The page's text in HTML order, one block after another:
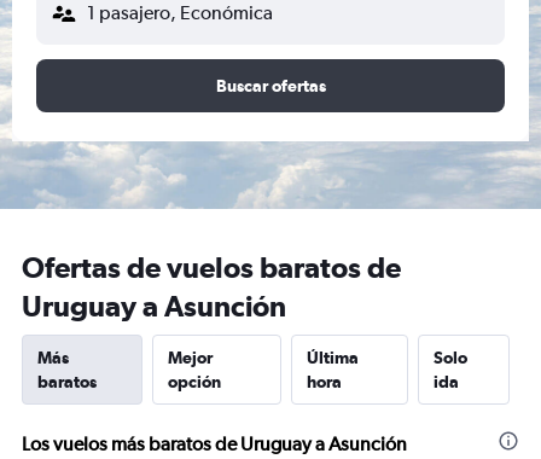
1 pasajero, Económica
Buscar ofertas
Ofertas de vuelos baratos de
Uruguay a Asunción
Más
baratos
Mejor
opción
Última
hora
Solo
ida
Los vuelos más baratos de Uruguay a Asunción